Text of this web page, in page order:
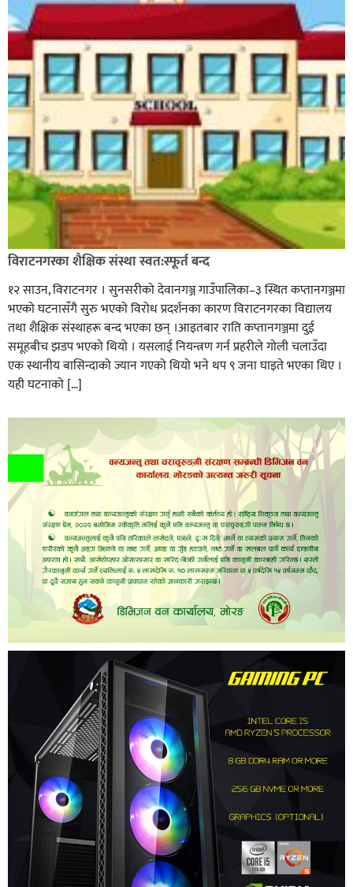
विराटनगरका शैक्षिक संस्था स्वत:स्फूर्त बन्द
१२ साउन, विराटनगर । सुनसरीको देवानगञ्ज गाउँपालिका–३ स्थित कप्तानगञ्जमा
भएको घटनासँगै सुरु भएको विरोध प्रदर्शनका कारण विराटनगरका विद्यालय
तथा शैक्षिक संस्थाहरू बन्द भएका छन् ।आइतबार राति कप्तानगञ्जमा दुई
समूहबीच झडप भएको थियो । यसलाई नियन्त्रण गर्न प्रहरीले गोली चलाउँदा
एक स्थानीय बासिन्दाको ज्यान गएको थियो भने थप ९ जना घाइते भएका थिए ।
यही घटनाको […]